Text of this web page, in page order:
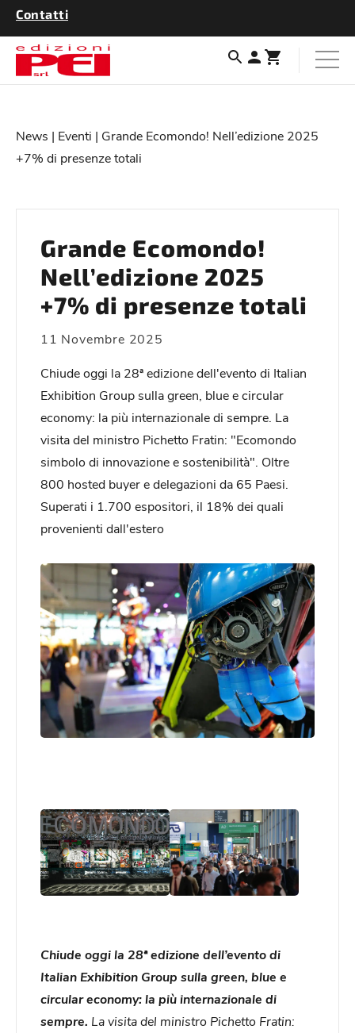
Contatti
News | Eventi | Grande Ecomondo! Nell’edizione 2025
+7% di presenze totali
Grande Ecomondo!
Nell’edizione 2025
+7% di presenze totali
11 Novembre 2025
Chiude oggi la 28ª edizione dell'evento di Italian
Exhibition Group sulla green, blue e circular
economy: la più internazionale di sempre. La
visita del ministro Pichetto Fratin: "Ecomondo
simbolo di innovazione e sostenibilità". Oltre
800 hosted buyer e delegazioni da 65 Paesi.
Superati i 1.700 espositori, il 18% dei quali
provenienti dall'estero
Chiude oggi la 28ª edizione dell’evento di
Italian Exhibition Group sulla green, blue e
circular economy: la più internazionale di
sempre. La visita del ministro Pichetto Fratin: